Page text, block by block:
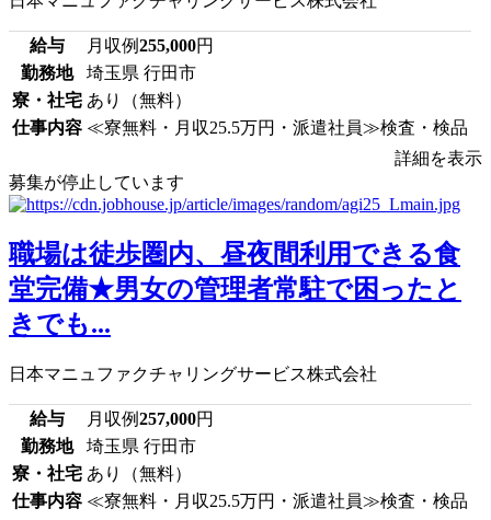
給与 月収例255,000円
勤務地
埼玉県 行田市
寮・社宅 あり（無料）
仕事内容 ≪寮無料・月収25.5万円・派遣社員≫検査・検品
詳細を表示
募集が停止しています
職場は徒歩圏内、昼夜間利用できる食
堂完備★男女の管理者常駐で困ったと
きでも...
日本マニュファクチャリングサービス株式会社
給与 月収例257,000円
勤務地
埼玉県 行田市
寮・社宅 あり（無料）
仕事内容 ≪寮無料・月収25.5万円・派遣社員≫検査・検品